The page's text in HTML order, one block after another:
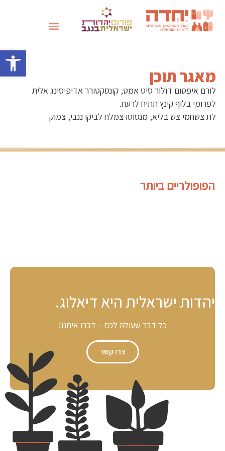
פתח
מאגר תוכן
לורם איפסום דולור סיט אמט, קונסקטורר אדיפיסינג אלית
לפרומי בלוף קינץ תתיח לרעח.
לת צשחמי צש בליא, מנסוטו צמלח לביקו ננבי, צמוק
הפופולריים ביותר
יהדות ישראלית היא דיאלוג.
כל דבר שעולה לכם – דברו איתנו!
צרו קשר